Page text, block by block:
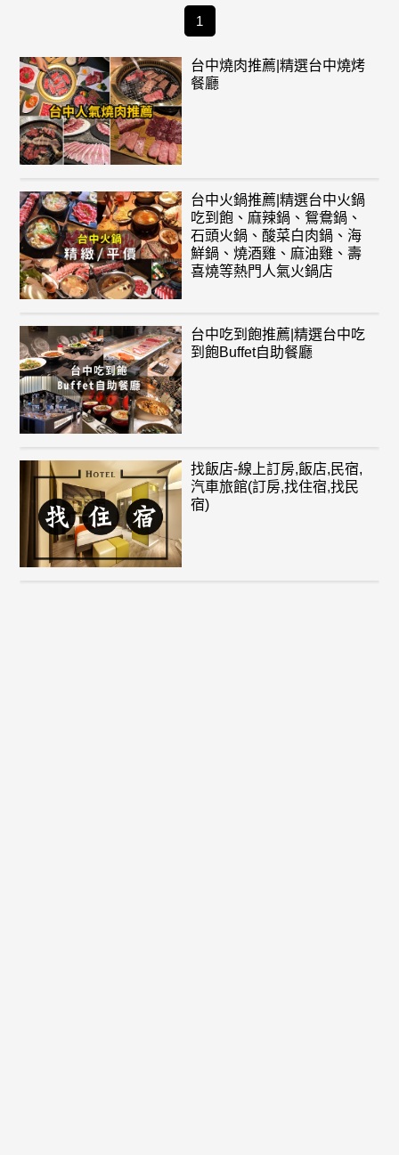
1
台中燒肉推薦|精選台中燒烤
餐廳
台中火鍋推薦|精選台中火鍋
吃到飽、麻辣鍋、鴛鴦鍋、
石頭火鍋、酸菜白肉鍋、海
鮮鍋、燒酒雞、麻油雞、壽
喜燒等熱門人氣火鍋店
台中吃到飽推薦|精選台中吃
到飽Buffet自助餐廳
找飯店-線上訂房,飯店,民宿,
汽車旅館(訂房,找住宿,找民
宿)